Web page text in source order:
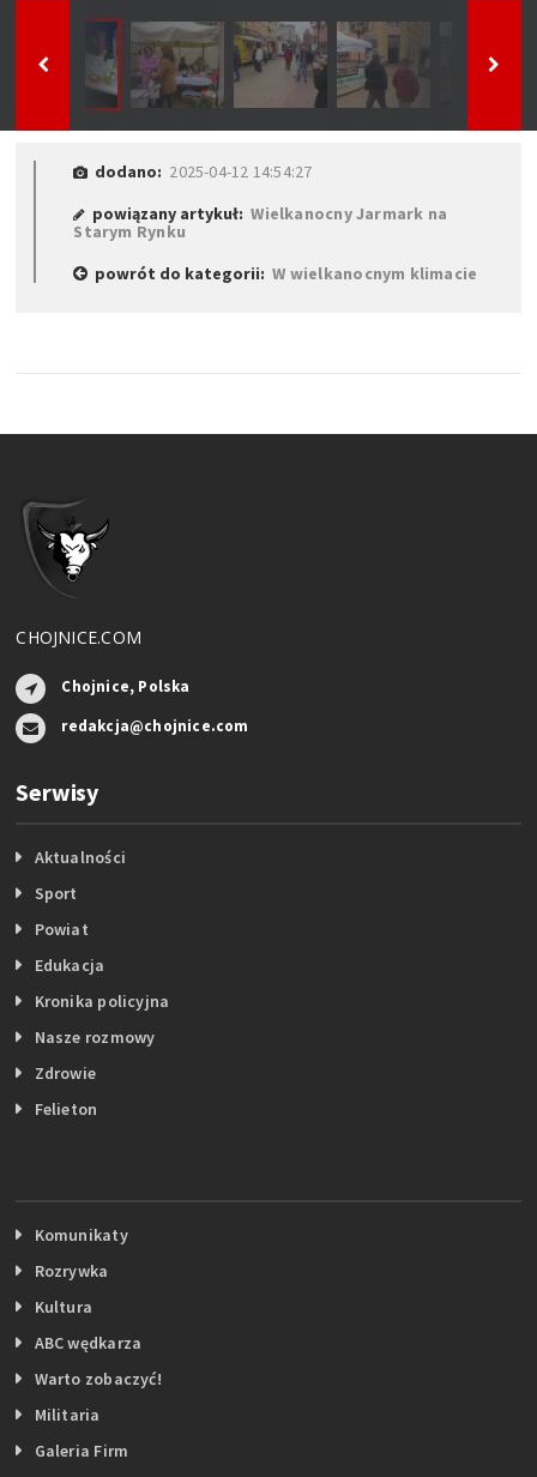
dodano: 2025-04-12 14:54:27
powiązany artykuł:Wielkanocny Jarmark na
Starym Rynku
powrót do kategorii:W wielkanocnym klimacie
CHOJNICE.COM
Chojnice, Polska
redakcja@chojnice.com
Serwisy
Aktualności
Sport
Powiat
Edukacja
Kronika policyjna
Nasze rozmowy
Zdrowie
Felieton
Komunikaty
Rozrywka
Kultura
ABC wędkarza
Warto zobaczyć!
Militaria
Galeria Firm